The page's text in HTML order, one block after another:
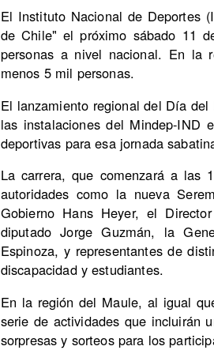
El Instituto Nacional de Deportes
de Chile" el próximo sábado 11
personas a nivel nacional. En la
menos 5 mil personas.
El lanzamiento regional del Día
las instalaciones del Mindep-IND
deportivas para esa jornada
La carrera, que comenzará a las
autoridades como la nueva
Gobierno Hans Heyer, el
diputado Jorge Guzmán, la
Espinoza, y representantes de
discapacidad y estudiantes.
En la región del Maule, al igual
serie de actividades que incluirán
sorpresas y sorteos para los